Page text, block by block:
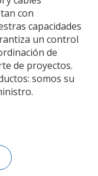
con
capacidades
un control
de
de proyectos.
somos su